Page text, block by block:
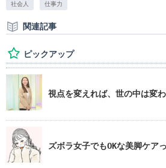
社会人 仕事力
関連記事
ピックアップ
視点を変えれば、世の中は
ズボラ女子でもOKな美脚ケア